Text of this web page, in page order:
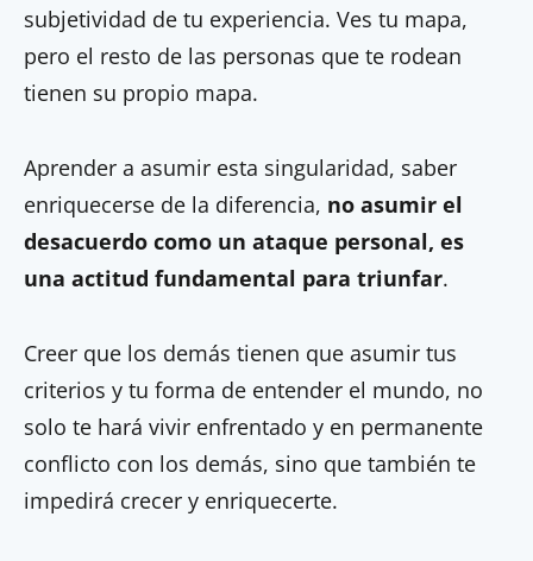
subjetividad de tu experiencia. Ves tu mapa,
pero el resto de las personas que te rodean
tienen su propio mapa.
Aprender a asumir esta singularidad, saber
enriquecerse de la diferencia, no asumir el
desacuerdo como un ataque personal, es
una actitud fundamental para triunfar.
Creer que los demás tienen que asumir tus
criterios y tu forma de entender el mundo, no
solo te hará vivir enfrentado y en permanente
conflicto con los demás, sino que también te
impedirá crecer y enriquecerte.